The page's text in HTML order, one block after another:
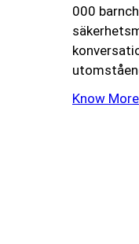
000
Know More